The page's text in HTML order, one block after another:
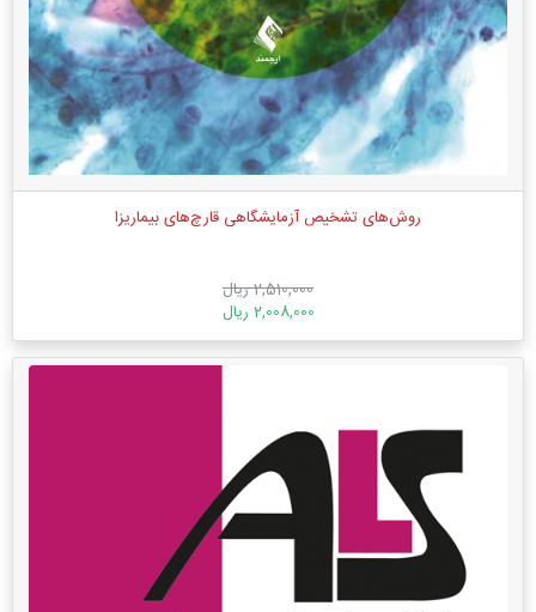
روش‌های تشخیص آزمایشگاهی قارچ‌های بیماریزا
2,510,000 ریال
2,008,000 ریال